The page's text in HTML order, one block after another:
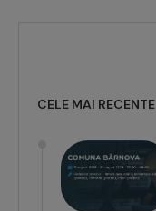
CELE MAI RECENTE